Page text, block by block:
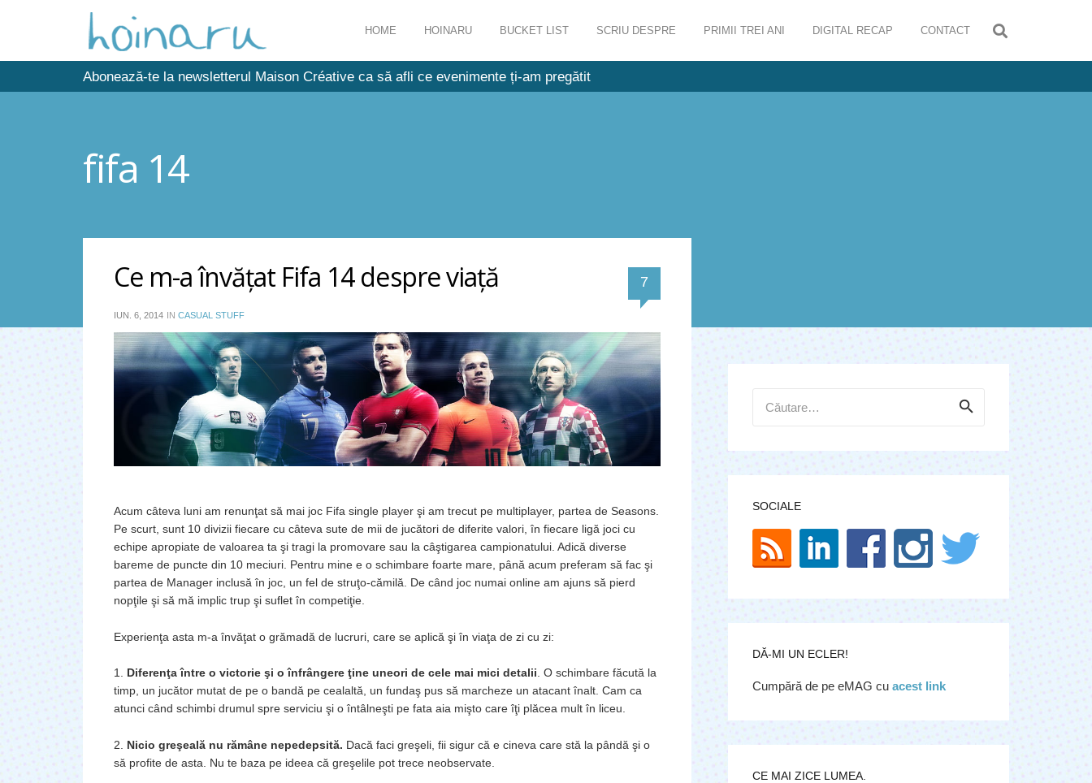
HOME HOINARU BUCKET LIST SCRIU DESPRE PRIMII TREI ANI DIGITAL RECAP CONTACT
Abonează-te la newsletterul Maison Créative ca să afli ce evenimente ți-am pregătit
fifa 14
Ce m-a învăţat Fifa 14 despre viaţă 7
IUN. 6, 2014 IN CASUAL STUFF
Acum câteva luni am renunţat să mai joc Fifa single player şi am trecut pe multiplayer, partea de Seasons.
Pe scurt, sunt 10 divizii fiecare cu câteva sute de mii de jucători de diferite valori, în fiecare ligă joci cu
echipe apropiate de valoarea ta şi tragi la promovare sau la câştigarea campionatului. Adică diverse
bareme de puncte din 10 meciuri. Pentru mine e o schimbare foarte mare, până acum preferam să fac şi
partea de Manager inclusă în joc, un fel de struţo-cămilă. De când joc numai online am ajuns să pierd
nopţile şi să mă implic trup şi suflet în competiţie.
Experienţa asta m-a învăţat o grămadă de lucruri, care se aplică şi în viaţa de zi cu zi:
1. Diferenţa între o victorie şi o înfrângere ţine uneori de cele mai mici detalii. O schimbare făcută la
timp, un jucător mutat de pe o bandă pe cealaltă, un fundaş pus să marcheze un atacant înalt. Cam ca
atunci când schimbi drumul spre serviciu şi o întâlneşti pe fata aia mişto care îţi plăcea mult în liceu.
2. Nicio greşeală nu rămâne nepedepsită. Dacă faci greşeli, fii sigur că e cineva care stă la pândă şi o
să profite de asta. Nu te baza pe ideea că greşelile pot trece neobservate.
după:
SOCIALE
DĂ-MI UN ECLER!
Cumpără de pe eMAG cu acest link
CE MAI ZICE LUMEA.